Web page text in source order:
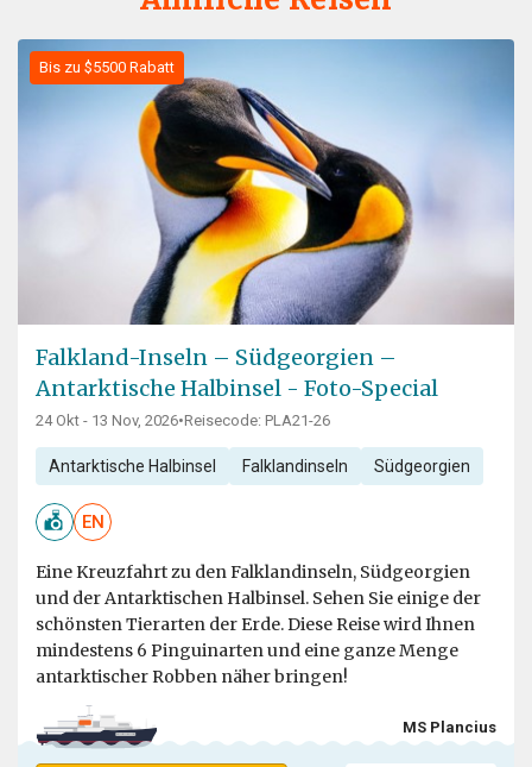
Bis zu $5500 Rabatt
Falkland-Inseln – Südgeorgien –
Antarktische Halbinsel - Foto-Special
24 Okt - 13 Nov, 2026•Reisecode: PLA21-26
Antarktische Halbinsel Falklandinseln Südgeorgien
EN
Eine Kreuzfahrt zu den Falklandinseln, Südgeorgien
und der Antarktischen Halbinsel. Sehen Sie einige der
schönsten Tierarten der Erde. Diese Reise wird Ihnen
mindestens 6 Pinguinarten und eine ganze Menge
antarktischer Robben näher bringen!
MS Plancius